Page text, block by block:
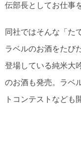
伝部長としてお仕事
同社ではそんな「た
ラベルのお酒をたび
登場している純米大
のお酒も発売。ラベ
トコンテストなども